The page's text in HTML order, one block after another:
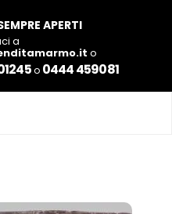
APERTI
a
o
o 0444 459081